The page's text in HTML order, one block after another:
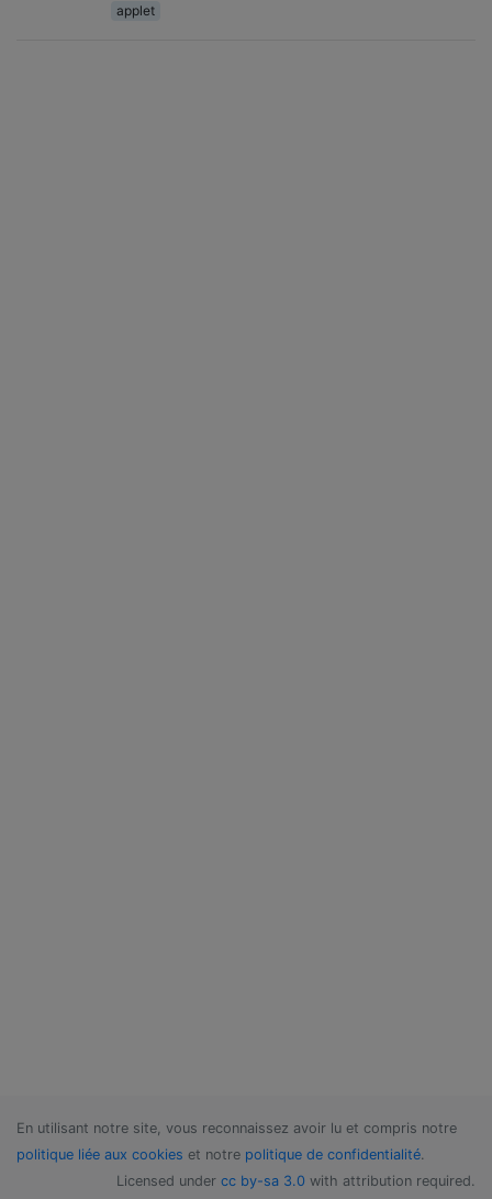
applet
En utilisant notre site, vous reconnaissez avoir lu et compris notre
politique liée aux cookies et notre politique de confidentialité.
Licensed under cc by-sa 3.0 with attribution required.